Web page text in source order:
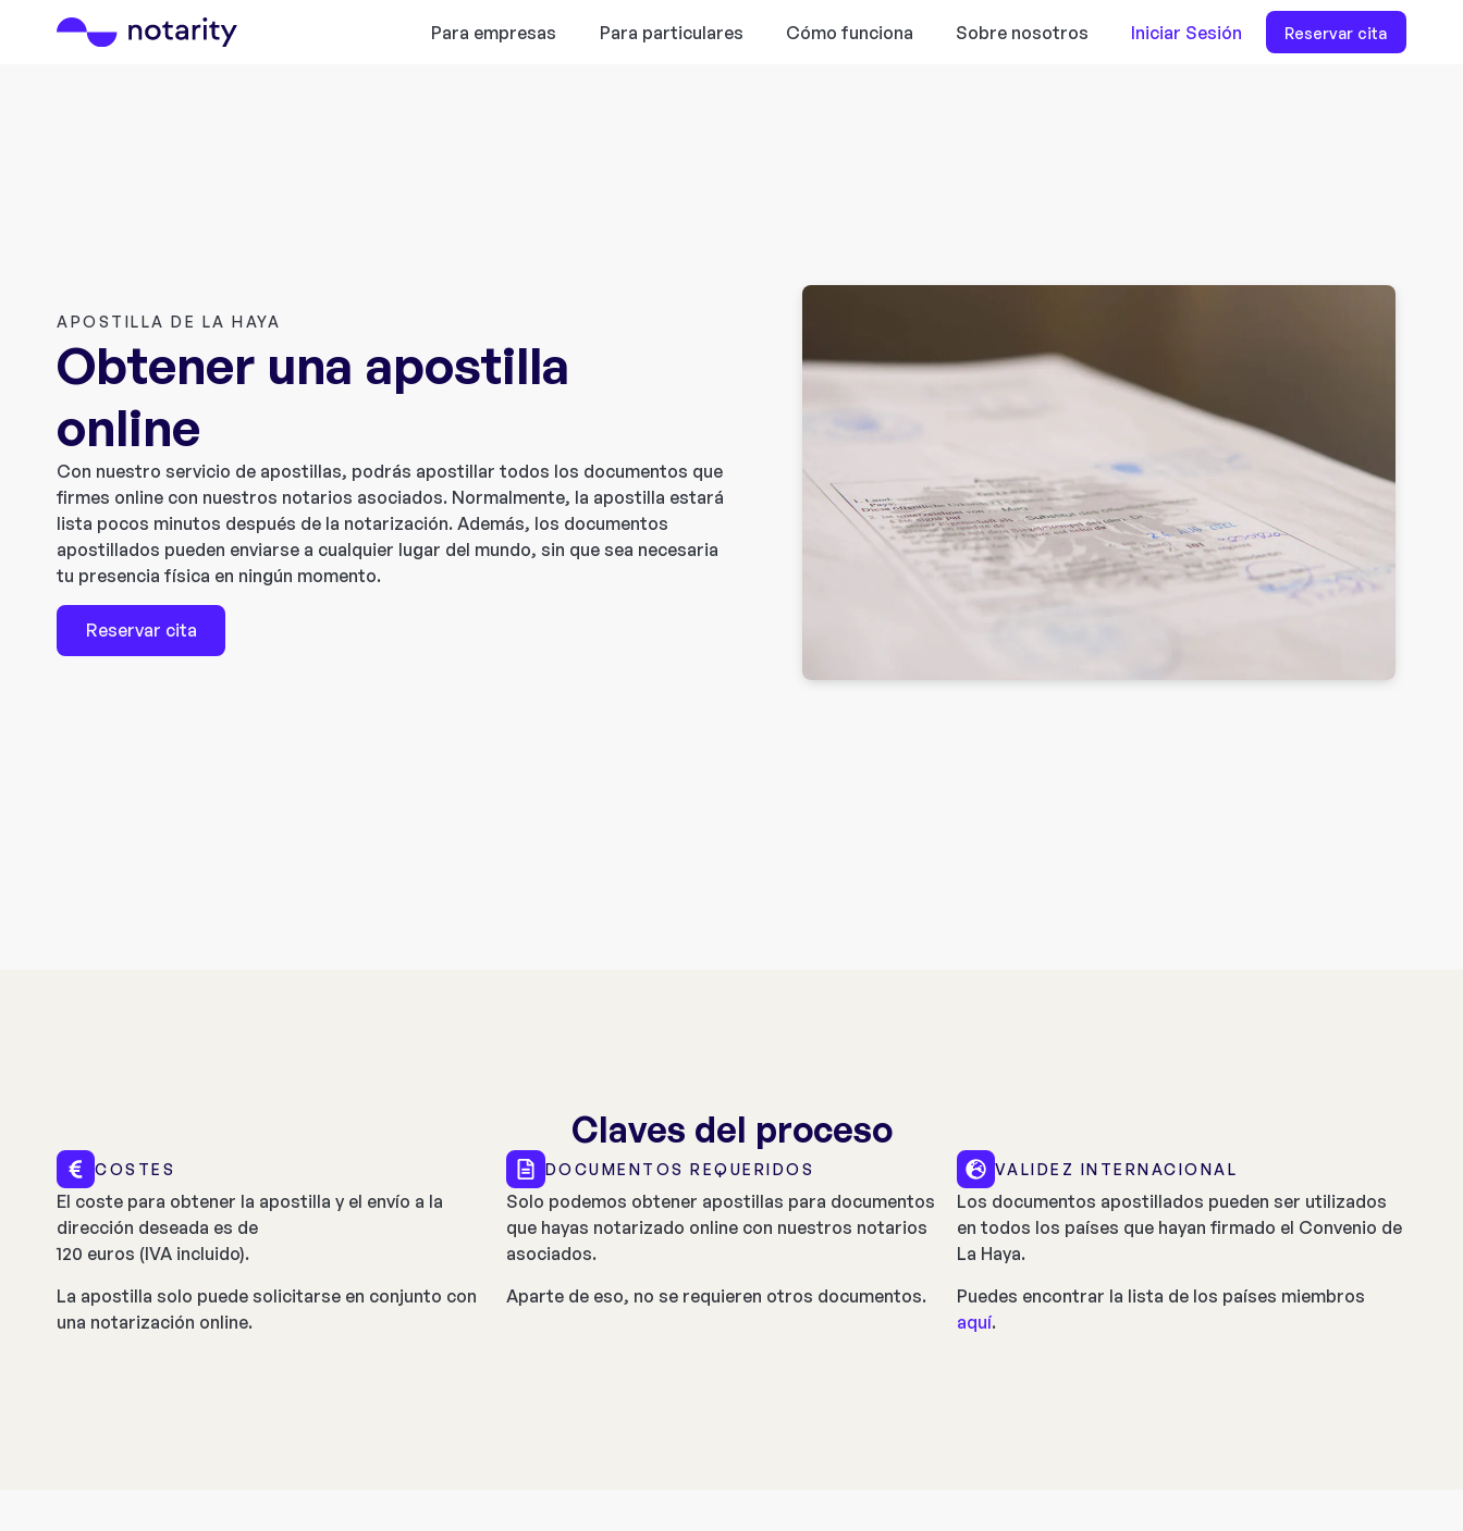
Para empresas Para particulares Cómo funciona Sobre nosotros Iniciar Sesión Reservar cita
APOSTILLA DE LA HAYA
Obtener una apostilla
online
Con nuestro servicio de apostillas, podrás apostillar todos los documentos que
firmes online con nuestros notarios asociados. Normalmente, la apostilla estará
lista pocos minutos después de la notarización. Además, los documentos
apostillados pueden enviarse a cualquier lugar del mundo, sin que sea necesaria
tu presencia física en ningún momento.
Reservar cita
Claves del proceso
COSTES
El coste para obtener la apostilla y el envío a la
dirección deseada es de
120 euros (IVA incluido).
La apostilla solo puede solicitarse en conjunto con
una notarización online.
DOCUMENTOS REQUERIDOS
Solo podemos obtener apostillas para documentos
que hayas notarizado online con nuestros notarios
asociados.
Aparte de eso, no se requieren otros documentos.
VALIDEZ INTERNACIONAL
Los documentos apostillados pueden ser utilizados
en todos los países que hayan firmado el Convenio de
La Haya.
Puedes encontrar la lista de los países miembros
aquí.